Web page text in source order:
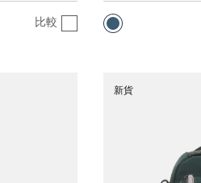
比較
新貨